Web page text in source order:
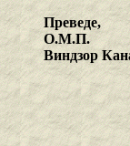
Преведе,
О.М.П.
Виндзор